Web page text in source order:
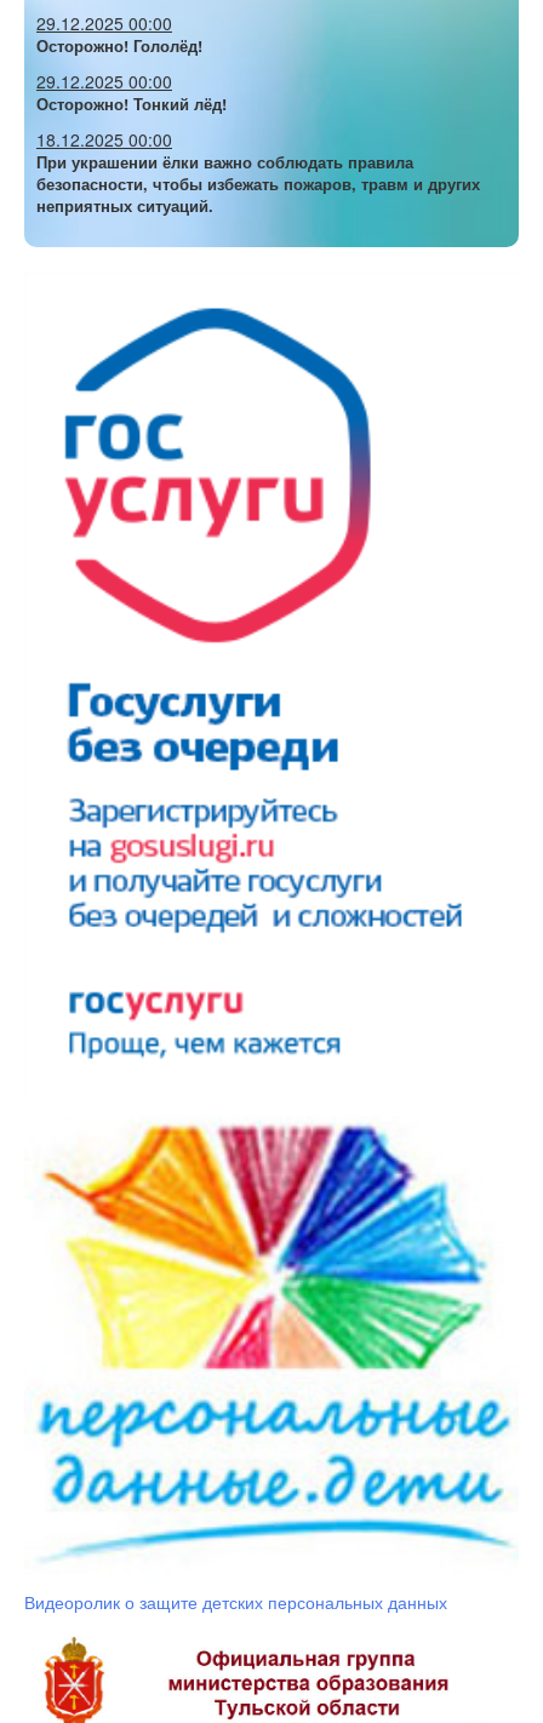
29.12.2025 00:00
Осторожно! Гололёд!
29.12.2025 00:00
Осторожно! Тонкий лёд!
18.12.2025 00:00
При украшении ёлки важно соблюдать правила
безопасности, чтобы избежать пожаров, травм и других
неприятных ситуаций.
Видеоролик о защите детских персональных данных